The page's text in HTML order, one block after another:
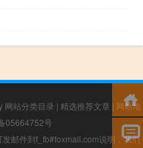
网站分类目录 | 精选推荐文章 | 网站地
05664752号
邮件到f_fb#foxmail.com说明，我们